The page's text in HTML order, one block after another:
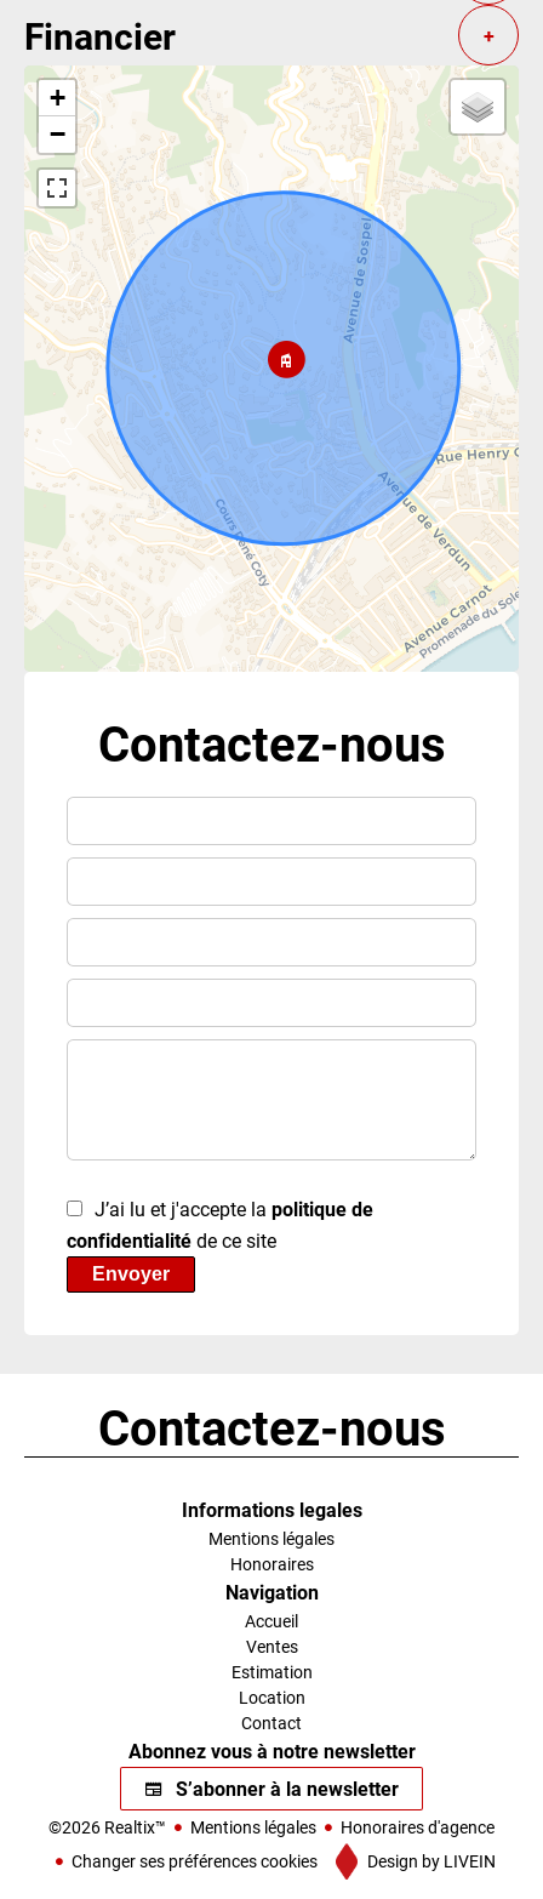
Financier +
+
−
Contactez-nous
J’ai lu et j'accepte la politique de
confidentialitéde ce site
Envoyer
Contactez-nous
Informations legales
Mentions légales
Honoraires
Navigation
Accueil
Ventes
Estimation
Location
Contact
Abonnez vous à notre newsletter
S’abonner à la newsletter
©2026 Realtix™ Mentions légales
Honoraires d'agence
Changer ses préférences cookies
Design by LIVEIN